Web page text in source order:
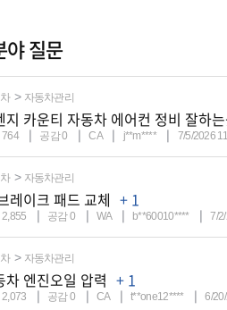
질문
자동차관리
지 카운티 자동차 에어컨 정비 잘하
764 공감 0 CA j**m**** 7/5/2026
자동차관리
레이크 패드 교체 + 1
공감 0 WA b**60010**** 7/
자동차관리
차 엔진오일 압력 + 1
공감 0 CA t**one12**** 6/